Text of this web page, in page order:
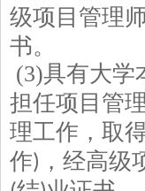
级项目管理
书。
(3)具有大学
担任项目管
理工作，取
作) ，经高